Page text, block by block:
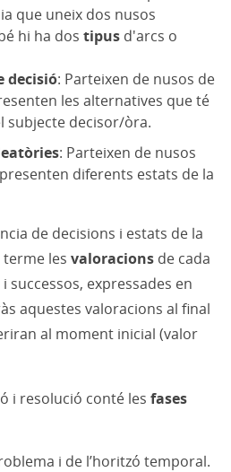
que uneix dos nusos
hi ha dos tipus d'arcs o
decisió: Parteixen de nusos de
les alternatives que té
subjecte decisor/òra.
: Parteixen de nusos
diferents estats de la
de decisions i estats de la
les valoracions de cada
successos, expressades en
aquestes valoracions al final
al moment inicial (valor
i resolució conté les fases
i de l’horitzó temporal.